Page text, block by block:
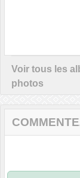
Voir tous les
photos